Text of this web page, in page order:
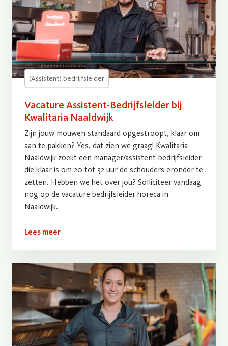
(Assistent) bedrijfsleider
Vacature Assistent-Bedrijfsleider bij
Kwalitaria Naaldwijk
Zijn jouw mouwen standaard opgestroopt, klaar om
aan te pakken? Yes, dat zien we graag! Kwalitaria
Naaldwijk zoekt een manager/assistent-bedrijfsleider
die klaar is om 20 tot 32 uur de schouders eronder te
zetten. Hebben we het over jou? Solliciteer vandaag
nog op de vacature bedrijfsleider horeca in
Naaldwijk.
Lees meer